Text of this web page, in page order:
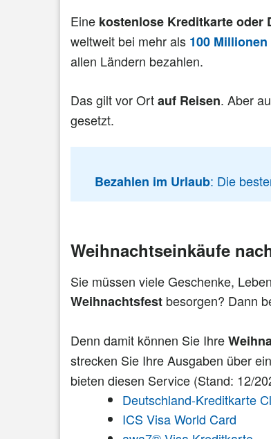
Eine kostenlose Kreditkarte oder
weltweit bei mehr als 100
allen Ländern bezahlen.
Das gilt vor Ortauf Reisen. Aber
gesetzt.
Bezahlen im Urlaub: Die
Weihnachtseinkäufe
Sie müssen viele Geschenke,
Weihnachtsfest besorgen? Dann
Denn damit können Sie Ihre
strecken Sie Ihre Ausgaben über
bieten diesen Service (Stand: 12/
Deutschland-Kreditkarte
ICS Visa World Card